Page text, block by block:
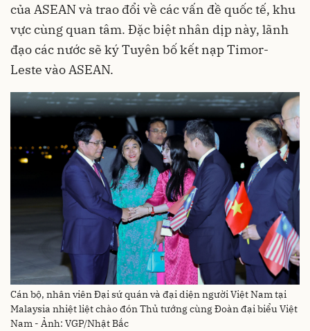
của ASEAN và trao đổi về các vấn đề quốc tế, khu
vực cùng quan tâm. Đặc biệt nhân dịp này, lãnh
đạo các nước sẽ ký Tuyên bố kết nạp Timor-
Leste vào ASEAN.
Cán bộ, nhân viên Đại sứ quán và đại diện người Việt Nam tại
Malaysia nhiệt liệt chào đón Thủ tướng cùng Đoàn đại biểu Việt
Nam - Ảnh: VGP/Nhật Bắc